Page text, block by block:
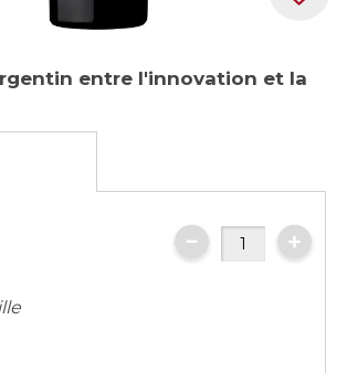
entre l'innovation et la